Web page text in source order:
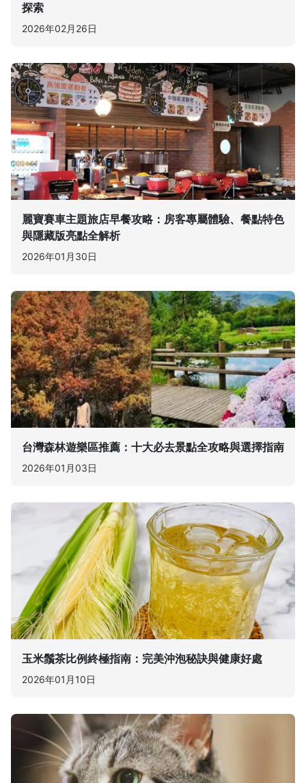
探索
2026年02月26日
麗寶賽車主題旅店早餐攻略：房客專屬體驗、餐點特色
與隱藏版亮點全解析
2026年01月30日
台灣森林遊樂區推薦：十大必去景點全攻略與選擇指南
2026年01月03日
玉米鬚茶比例終極指南：完美沖泡秘訣與健康好處
2026年01月10日